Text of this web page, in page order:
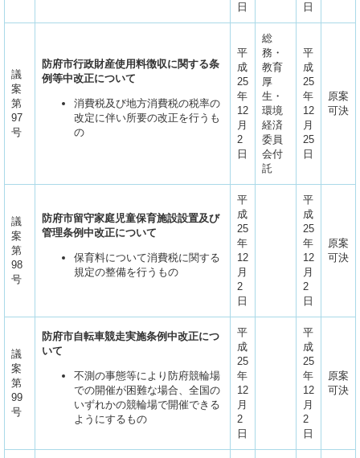
日
日
議
案
第
97
号
防府市行政財産使用料徴収に関する条
例等中改正について
消費税及び地方消費税の税率の
改定に伴い所要の改正を行うも
の
平
成
25
年
12
月
2
日
総
務・
教育
厚
生・
環境
経済
委員
会付
託
平
成
25
年
12
月
25
日
原案
可決
議
案
第
98
号
防府市留守家庭児童保育施設設置及び
管理条例中改正について
保育料について消費税に関する
規定の整備を行うもの
平
成
25
年
12
月
2
日
平
成
25
年
12
月
2
日
原案
可決
議
案
第
99
号
防府市自転車競走実施条例中改正につ
いて
不測の事態等により防府競輪場
での開催が困難な場合、全国の
いずれかの競輪場で開催できる
ようにするもの
平
成
25
年
12
月
2
日
平
成
25
年
12
月
2
日
原案
可決